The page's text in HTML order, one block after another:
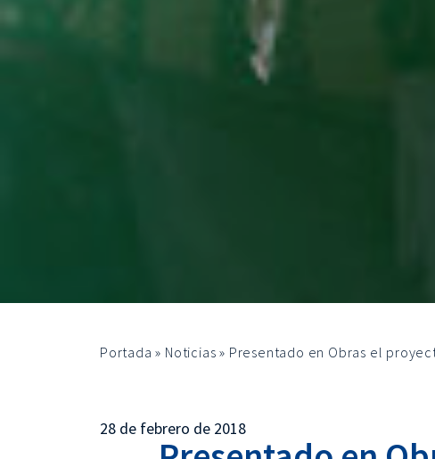
Portada » Noticias » Presentado en Obras el
28 de febrero de 2018